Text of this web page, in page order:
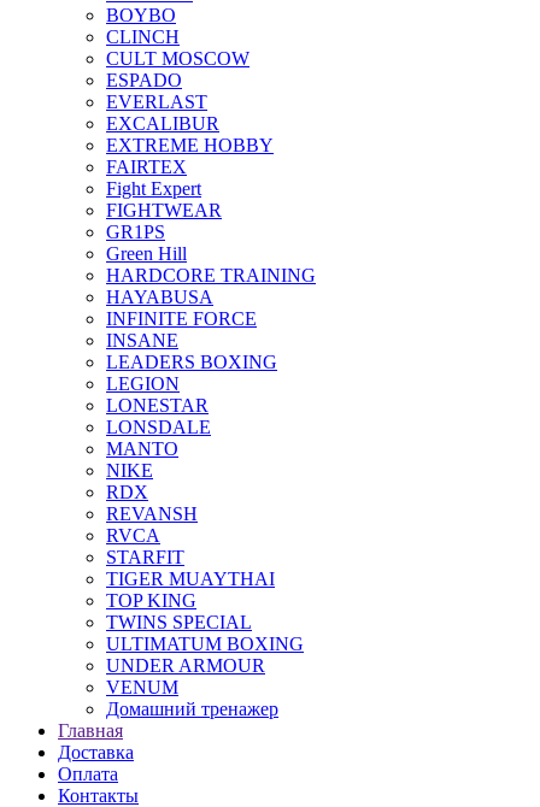
BOYBO
CLINCH
CULT MOSCOW
ESPADO
EVERLAST
EXCALIBUR
EXTREME HOBBY
FAIRTEX
Fight Expert
FIGHTWEAR
GR1PS
Green Hill
HARDCORE TRAINING
HAYABUSA
INFINITE FORCE
INSANE
LEADERS BOXING
LEGION
LONESTAR
LONSDALE
MANTO
NIKE
RDX
REVANSH
RVCA
STARFIT
TIGER MUAYTHAI
TOP KING
TWINS SPECIAL
ULTIMATUM BOXING
UNDER ARMOUR
VENUM
Домашний тренажер
Главная
Доставка
Оплата
Контакты